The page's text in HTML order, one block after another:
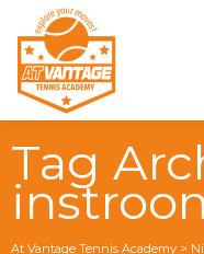
Tag
At Vantage Tennis Academy >